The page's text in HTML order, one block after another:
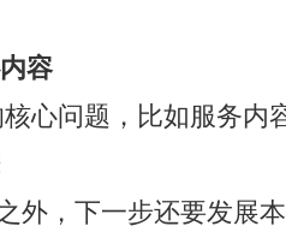
容
心问题，比如服务内
外，下一步还要发展